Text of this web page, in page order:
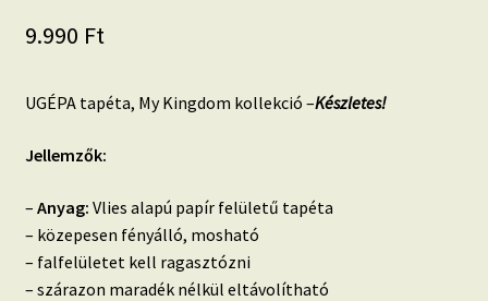
9.990 Ft
UGÉPA tapéta, My Kingdom kollekció –Készletes!
Jellemzők:
– Anyag: Vlies alapú papír felületű tapéta
– közepesen fényálló, mosható
– falfelületet kell ragasztózni
– szárazon maradék nélkül eltávolítható